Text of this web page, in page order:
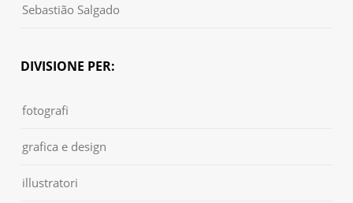
Sebastião Salgado
DIVISIONE PER:
fotografi
grafica e design
illustratori